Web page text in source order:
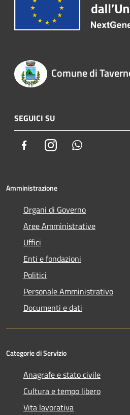
Comune di
SEGUICI SU
FacebookInstagram
Amministrazione
Organi di Governo
Aree Amministrative
Uffici
Enti e fondazioni
Politici
Personale Amministrativo
Documenti e dati
Categorie di Servizio
Anagrafe e stato civile
Cultura e tempo libero
Vita lavorativa